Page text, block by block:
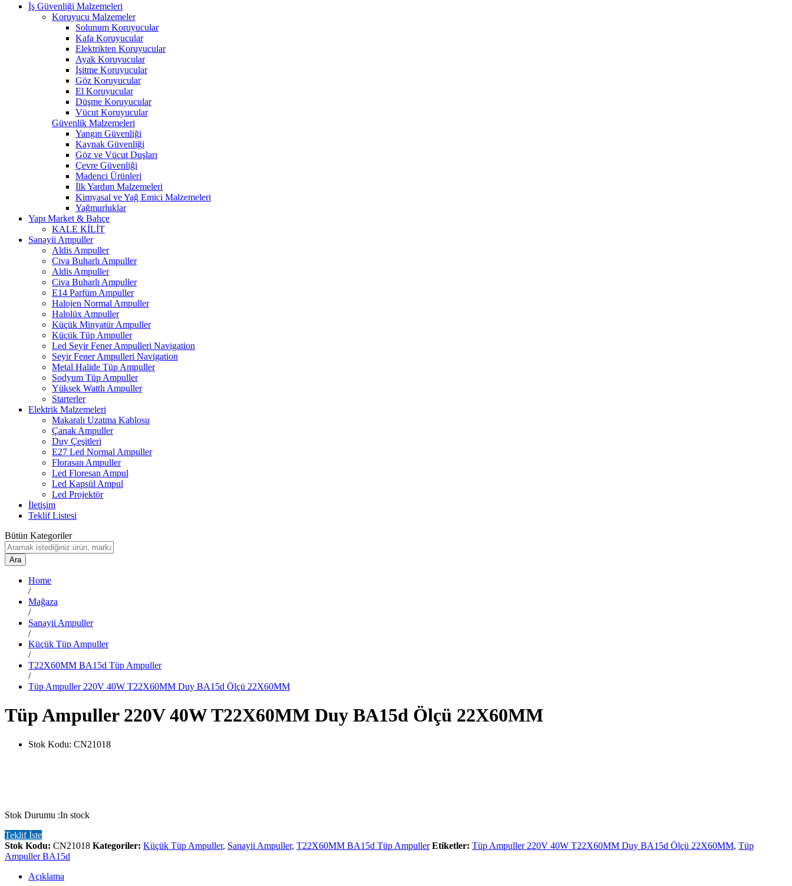
İş Güvenliği Malzemeleri
Koruyucu Malzemeler
Solunum Koruyucular
Kafa Koruyucular
Elektrikten Koruyucular
Ayak Koruyucular
İşitme Koruyucular
Göz Koruyucular
El Koruyucular
Düşme Koruyucular
Vücut Koruyucular
Güvenlik Malzemeleri
Yangın Güvenliği
Kaynak Güvenliği
Göz ve Vücut Duşları
Çevre Güvenliği
Madenci Ürünleri
İlk Yardım Malzemeleri
Kimyasal ve Yağ Emici Malzemeleri
Yağmurluklar
Yapı Market & Bahçe
KALE KİLİT
Sanayii Ampuller
Aldis Ampuller
Civa Buharlı Ampuller
Aldis Ampuller
Civa Buharlı Ampuller
E14 Parfüm Ampuller
Halojen Normal Ampuller
Halolüx Ampuller
Küçük Minyatür Ampuller
Küçük Tüp Ampuller
Led Seyir Fener Ampulleri Navigation
Seyir Fener Ampulleri Navigation
Metal Halide Tüp Ampuller
Sodyum Tüp Ampuller
Yüksek Wattlı Ampuller
Starterler
Elektrik Malzemeleri
Makaralı Uzatma Kablosu
Çanak Ampuller
Duy Çeşitleri
E27 Led Normal Ampuller
Florasan Ampuller
Led Floresan Ampul
Led Kapsül Ampul
Led Projektör
İletişim
Teklif Listesi
Bütün Kategoriler
Ara
Home
/
Mağaza
/
Sanayii Ampuller
/
Küçük Tüp Ampuller
/
T22X60MM BA15d Tüp Ampuller
/
Tüp Ampuller 220V 40W T22X60MM Duy BA15d Ölçü 22X60MM
Tüp Ampuller 220V 40W T22X60MM Duy BA15d Ölçü 22X60MM
Stok Kodu: CN21018
Stok Durumu :In stock
Teklif İste
Stok Kodu: CN21018 Kategoriler: Küçük Tüp Ampuller, Sanayii Ampuller, T22X60MM BA15d Tüp Ampuller Etiketler: Tüp Ampuller 220V 40W T22X60MM Duy BA15d Ölçü 22X60MM, Tüp
Ampuller BA15d
Açıklama